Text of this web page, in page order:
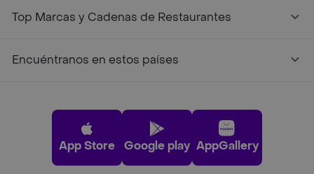
Top Marcas y Cadenas de Restaurantes
Encuéntranos en estos países
App Store Google play AppGallery